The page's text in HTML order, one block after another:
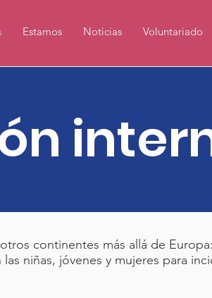
Estamos Noticias Voluntariado
continentes más allá de
niñas, jóvenes y mujeres para